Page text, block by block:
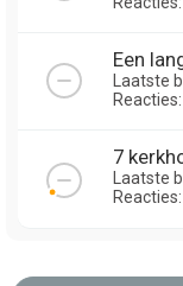
Een
Laatste
Reacties:
7
Laatste
Reacties: